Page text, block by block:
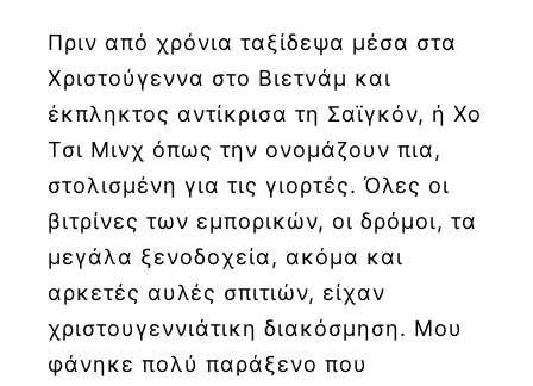
Πριν από χρόνια ταξίδεψα μέσα στα
Χριστούγεννα στο Βιετνάμ και
έκπληκτος αντίκρισα τη Σαϊγκόν, ή Χο
Τσι Μινχ όπως την ονομάζουν πια,
στολισμένη για τις γιορτές. Όλες οι
βιτρίνες των εμπορικών, οι δρόμοι, τα
μεγάλα ξενοδοχεία, ακόμα και
αρκετές αυλές σπιτιών, είχαν
χριστουγεννιάτικη διακόσμηση. Μου
φάνηκε πολύ παράξενο που